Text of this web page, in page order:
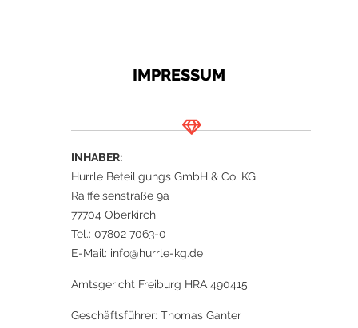
IMPRESSUM
INHABER:
Hurrle Beteiligungs GmbH & Co. KG
Raiffeisenstraße 9a
77704 Oberkirch
Tel.: 07802 7063-0
E-Mail: info@hurrle-kg.de
Amtsgericht Freiburg HRA 490415
Geschäftsführer: Thomas Ganter